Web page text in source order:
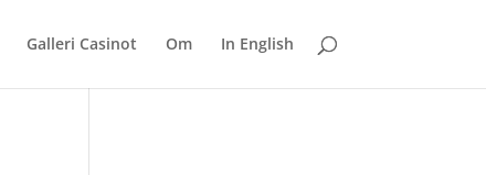
Galleri Casinot Om In English